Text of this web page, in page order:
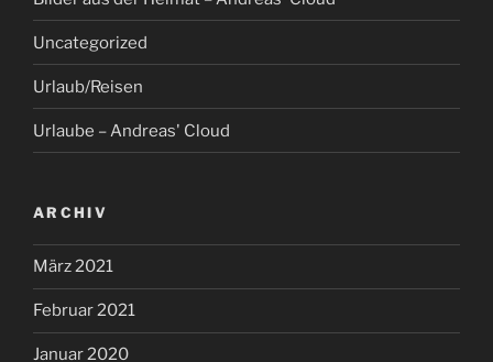
Uncategorized
Urlaub/Reisen
Urlaube – Andreas' Cloud
ARCHIV
März 2021
Februar 2021
Januar 2020